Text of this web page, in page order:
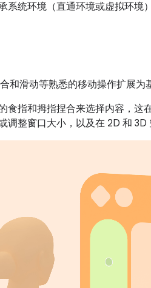
系统环境（直通环境或虚拟环境）
和滑动等熟悉的移动操作扩展为
食指和拇指捏合来选择内容，
调整窗口大小，以及在 2D 和 3D